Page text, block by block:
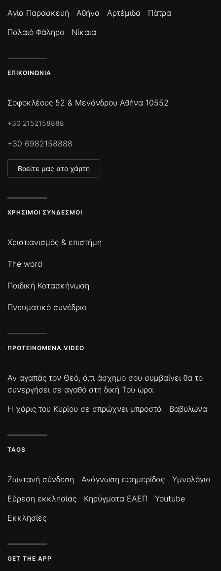
Αγία Παρασκευή
Αθήνα Αρτέμιδα
Πάτρα
Παλαιό Φάληρο
Νίκαια
ΕΠΙΚΟΙΝΩΝΊΑ
Σοφοκλέους 52 & Μενάνδρου Αθήνα 10552
+30 2152158888
+30 6982158888
Βρείτε μας στο χάρτη
ΧΡΉΣΙΜΟΙ ΣΎΝΔΕΣΜΟΙ
Χριστιανισμός & επιστήμη
The word
Παιδική Κατασκήνωση
Πνευματικό συνέδριο
ΠΡΟΤΕΙΝΌΜΕΝΑ VIDEO
Αν αγαπάς τον Θεό, ό,τι άσχημο σου συμβαίνει θα το
συνεργήσει σε αγαθό στη δική Του ώρα.
Η χάρις του Κυρίου σε σπρώχνει μπροστά
Βαβυλώνα
TAGS
Ζωντανή σύνδεση Ανάγνωση εφημερίδας
Υμνολόγιο
Εύρεση εκκλησίας
Κηρύγματα ΕΑΕΠ
Youtube
Εκκλησίες
GET THE APP